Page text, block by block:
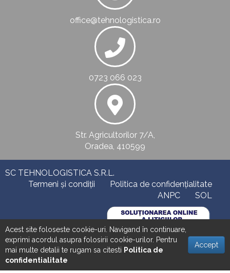
office@tehnologistica.ro
0723 066 023
Str. Agricultorilor 7/A,
Oradea, 410599
SC TEHNOLOGISTICA S.R.L.
Termeni și condiții
Politica de confidențialitate
ANPC
SOL
Acest site foloseste cookie-uri. Navigand în continuare,
exprimi acordul asupra folosirii cookie-urilor. Pentru
mai multe detalii te rugam sa citesti Politica de
confidentialitate
Accept